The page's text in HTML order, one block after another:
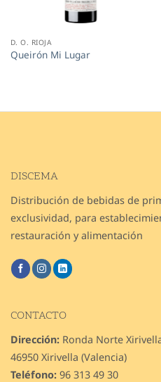
D. O. RIOJA
Queirón Mi Lugar
DISCEMA
Distribución de bebidas de
exclusividad, para
restauración y alimentación
CONTACTO
Dirección: Ronda Norte
46950 Xirivella (Valencia)
Teléfono: 96 313 49 30